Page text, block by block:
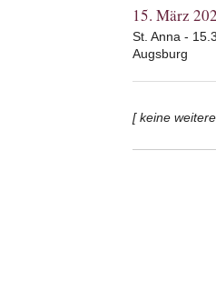
15. März
St. Anna -
Augsburg
[ keine